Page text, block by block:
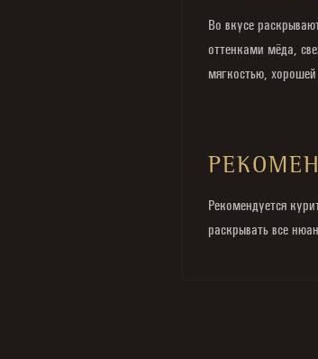
Во вкусе
оттенками мёда,
мягкостью,
Рекомендуется
раскрывать все